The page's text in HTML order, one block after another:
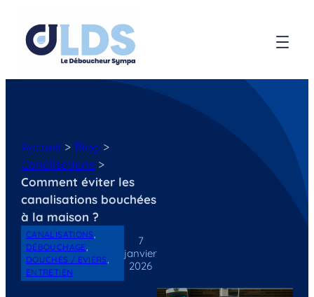
Accueil > Blog >
Canalisations >
Comment éviter les
canalisations bouchées
à la maison ?
CANALISATIONS
DÉBOUCHAGE
DOUCHES / EVIERS
ENTRETIEN
7
janvier
2026